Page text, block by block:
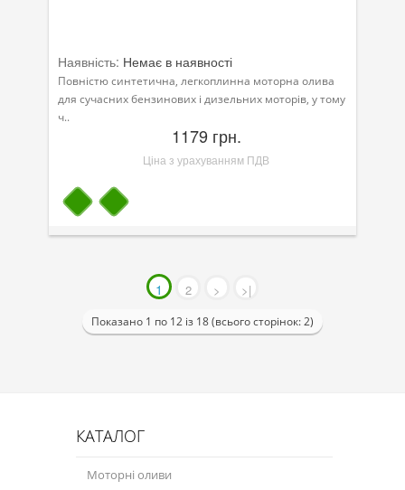
Наявність: Немає в наявності
Повністю синтетична, легкоплинна моторна олива
для сучасних бензинових і дизельних моторів, у тому
ч..
1179 грн.
Ціна з урахуванням ПДВ
1 2 > >|
Показано 1 по 12 із 18 (всього сторінок: 2)
КАТАЛОГ
Моторні оливи